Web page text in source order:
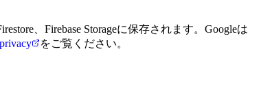
、Firebase Storageに保存されます。Googleは
をご覧ください。